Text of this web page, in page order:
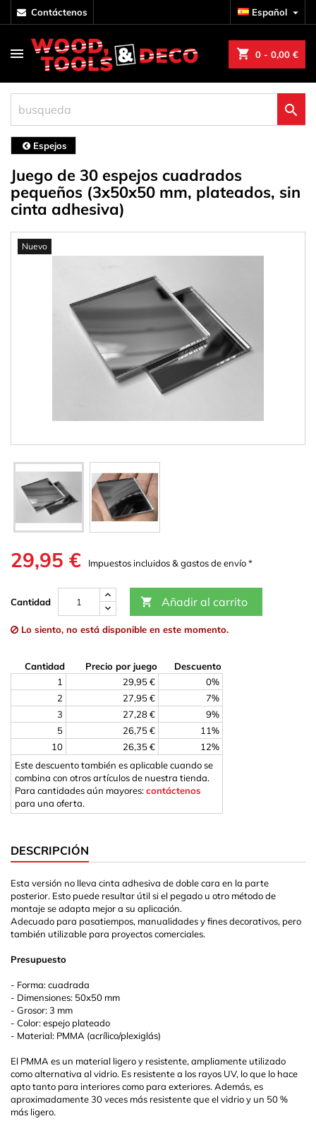
contáctenos Español 
shopping_cart 0 - 0,00 €

Espejos
Juego de 30 espejos cuadrados
pequeños (3x50x50 mm, plateados, sin
cinta adhesiva)
Nuevo
29,95 € Impuestos incluidos & gastos de envío *
Cantidad  Añadir al carrito
Lo siento, no está disponible en este momento.
Cantidad Precio por juego
Descuento
1
29,95 €
0%
2
27,95 €
7%
3
27,28 €
9%
5
26,75 €
11%
10
26,35 €
12%
Este descuento también es aplicable cuando se
combina con otros artículos de nuestra tienda.
Para cantidades aún mayores:contáctenos
para una oferta.
DESCRIPCIÓN
Esta versión no lleva cinta adhesiva de doble cara en la parte
posterior. Esto puede resultar útil si el pegado u otro método de
montaje se adapta mejor a su aplicación.
Adecuado para pasatiempos, manualidades y fines decorativos, pero
también utilizable para proyectos comerciales.
Presupuesto
- Forma: cuadrada
- Dimensiones: 50x50 mm
- Grosor: 3 mm
- Color: espejo plateado
- Material: PMMA (acrílico/plexiglás)
El PMMA es un material ligero y resistente, ampliamente utilizado
como alternativa al vidrio. Es resistente a los rayos UV, lo que lo hace
apto tanto para interiores como para exteriores. Además, es
aproximadamente 30 veces más resistente que el vidrio y un 50 %
más ligero.